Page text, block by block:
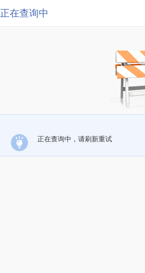
正在查询中
正在查询中，请刷新重试